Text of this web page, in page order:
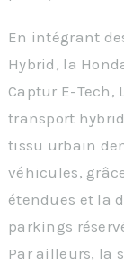
En intégrant
Hybrid, la
Captur E-Tech,
transport
tissu urbain
véhicules,
étendues et la
parkings
Par ailleurs, la